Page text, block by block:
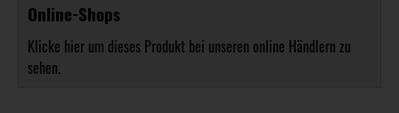
Online-Shops
Klicke hier um dieses Produkt bei unseren online Händlern zu
sehen.